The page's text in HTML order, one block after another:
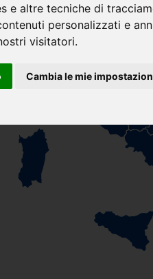
e altre tecniche di
personalizzati e
visitatori.
Cambia le mie